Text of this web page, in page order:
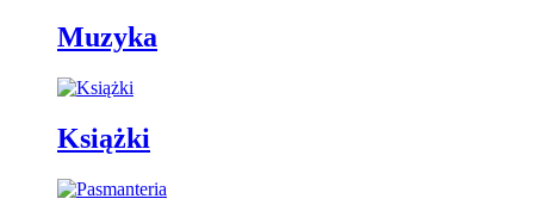
Muzyka
Książki